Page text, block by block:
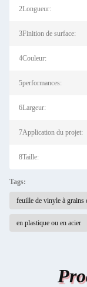
2Longueur:
3Finition de surface:
4Couleur:
5performances:
6Largeur:
7Application du projet:
8Taille:
Tags:
feuille de vinyle à grains
en plastique ou en acier